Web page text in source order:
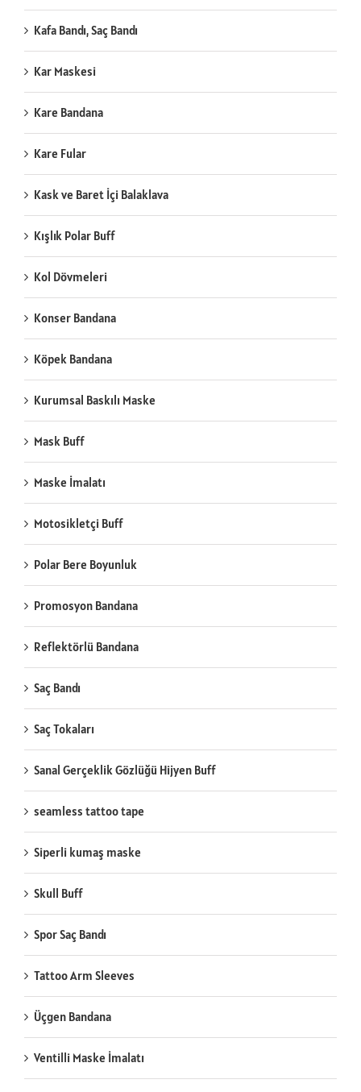
Kafa Bandı, Saç Bandı
Kar Maskesi
Kare Bandana
Kare Fular
Kask ve Baret İçi Balaklava
Kışlık Polar Buff
Kol Dövmeleri
Konser Bandana
Köpek Bandana
Kurumsal Baskılı Maske
Mask Buff
Maske İmalatı
Motosikletçi Buff
Polar Bere Boyunluk
Promosyon Bandana
Reflektörlü Bandana
Saç Bandı
Saç Tokaları
Sanal Gerçeklik Gözlüğü Hijyen Buff
seamless tattoo tape
Siperli kumaş maske
Skull Buff
Spor Saç Bandı
Tattoo Arm Sleeves
Üçgen Bandana
Ventilli Maske İmalatı